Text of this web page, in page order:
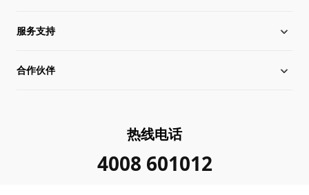
全球化布局
管理层信息
硅片价格
行业动态
服务支持
下载中心
合作伙伴
热线电话
4008 601012